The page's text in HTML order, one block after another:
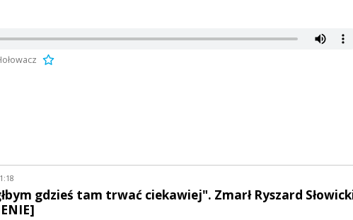
gdzieś tam trwać ciekawiej". Zmarł Ryszard